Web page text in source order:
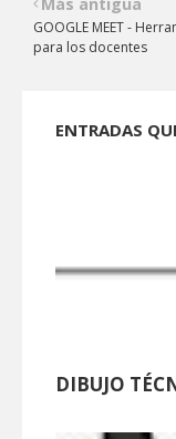
GOOGLE MEET -
para los docentes
ENTRADAS
DIBUJO